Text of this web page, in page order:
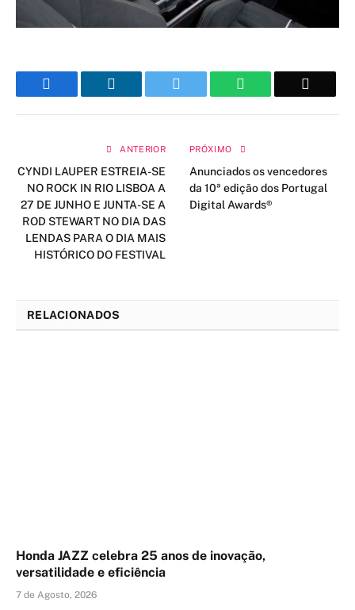
WhatsApp
ANTERIOR
CYNDI LAUPER ESTREIA-SE
NO ROCK IN RIO LISBOA A
27 DE JUNHO E JUNTA-SE A
ROD STEWART NO DIA DAS
LENDAS PARA O DIA MAIS
HISTÓRICO DO FESTIVAL
PRÓXIMO
Anunciados os vencedores
da 10ª edição dos Portugal
Digital Awards®
RELACIONADOS
Honda JAZZ celebra 25 anos de inovação,
versatilidade e eficiência
7 de Agosto, 2026